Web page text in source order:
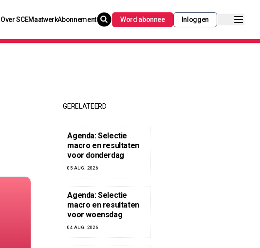
Over SCEMaatwerkAbonnement Word abonnee Inloggen
GERELATEERD
Agenda: Selectie
macro en resultaten
voor donderdag
05 AUG. 2026
Agenda: Selectie
macro en resultaten
voor woensdag
04 AUG. 2026